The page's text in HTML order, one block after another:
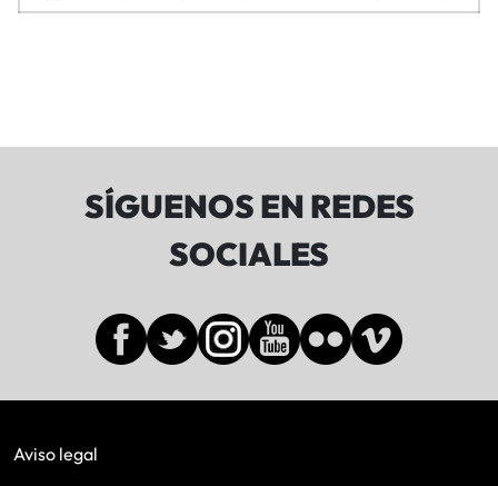
SÍGUENOS EN REDES
SOCIALES
Aviso legal